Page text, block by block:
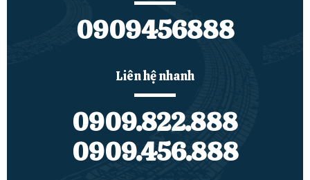
0909456888
Liên hệ nhanh
0909.822.888
0909.456.888